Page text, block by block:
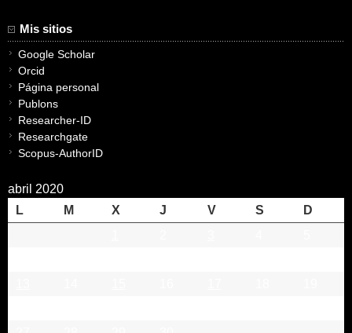
Mis sitios
Google Scholar
Orcid
Página personal
Publons
Researcher-ID
Researchgate
Scopus-AuthorID
abril 2020
L
M X J V S
D